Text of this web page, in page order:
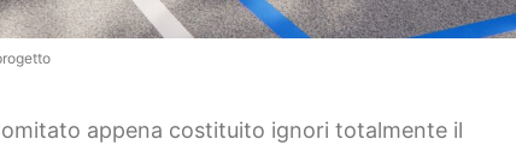
appena costituito ignori totalmente il